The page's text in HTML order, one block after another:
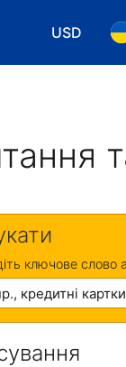
USD
ключове слово